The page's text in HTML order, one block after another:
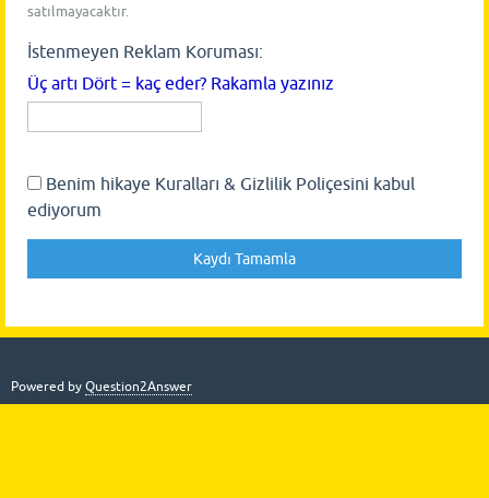
satılmayacaktır.
İstenmeyen Reklam Koruması:
Üç artı Dört = kaç eder? Rakamla yazınız
Benim hikaye Kuralları & Gizlilik Poliçesini kabul
ediyorum
Powered by Question2Answer